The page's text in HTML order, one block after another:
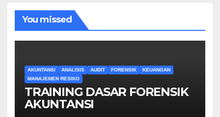
You missed
AKUNTANSI ANALISIS AUDIT FORENSIK
KEUANGAN
MANAJEMEN RESIKO
TRAINING DASAR FORENSIK
AKUNTANSI